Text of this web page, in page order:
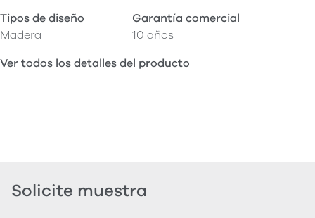
Tipos de diseño
Madera
Garantía comercial
10 años
Ver todos los detalles del producto
Solicite muestra